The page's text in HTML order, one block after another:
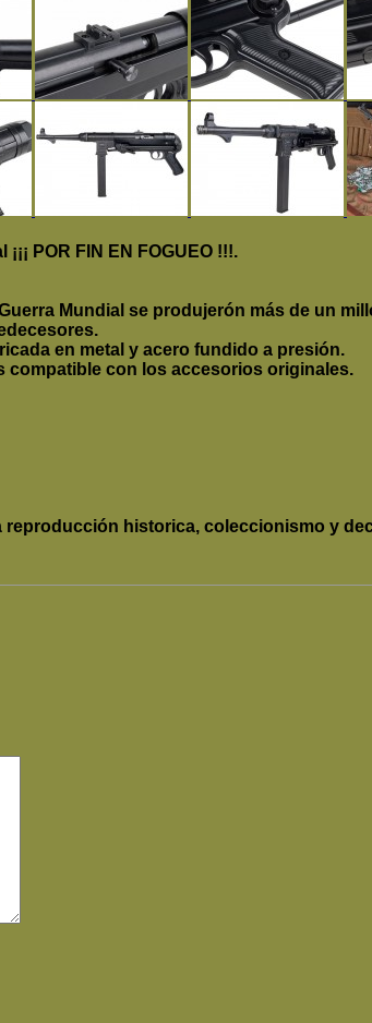
POR FIN EN FOGUEO !!!.
Mundial se produjerón más de un
en metal y acero fundido a presión.
compatible con los accesorios originales.
reproducción historica, coleccionismo y